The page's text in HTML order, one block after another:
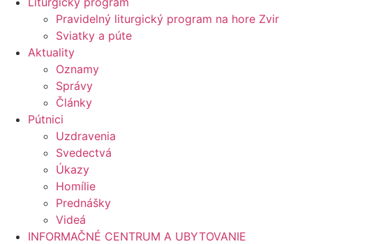
Pravidelný liturgický program na hore Zvir
Sviatky a púte
Aktuality
Oznamy
Správy
Články
Pútnici
Uzdravenia
Svedectvá
Úkazy
Homílie
Prednášky
Videá
INFORMAČNÉ CENTRUM A UBYTOVANIE